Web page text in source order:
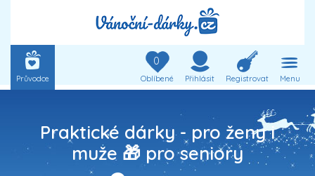
Průvodce
0
Oblíbené Přihlásit Registrovat Menu
Praktické dárky - pro ženy i
muže 🎁 pro seniory